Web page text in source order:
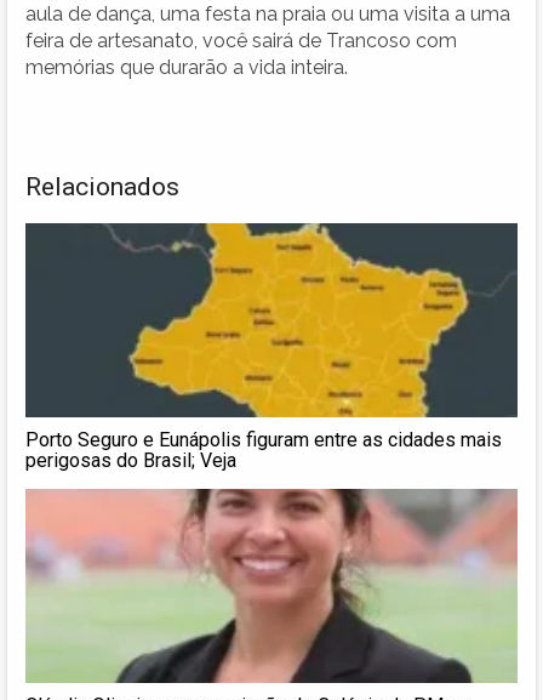
aula de dança, uma festa na praia ou uma visita a uma
feira de artesanato, você sairá de Trancoso com
memórias que durarão a vida inteira.
Relacionados
Porto Seguro e Eunápolis figuram entre as cidades mais
perigosas do Brasil; Veja